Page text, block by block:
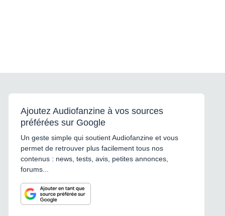
Ajoutez Audiofanzine à vos sources
préférées sur Google
Un geste simple qui soutient Audiofanzine et vous
permet de retrouver plus facilement tous nos
contenus : news, tests, avis, petites annonces,
forums...